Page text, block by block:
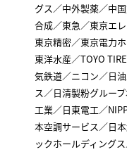
グス／中外製薬／中
合成／東急／東京エ
東京精密／東京電力
東洋水産／TOYO
気鉄道／ニコン／日
ス／日清製粉グルー
工業／日東電工／
本空調サービス／日
ックホールディング